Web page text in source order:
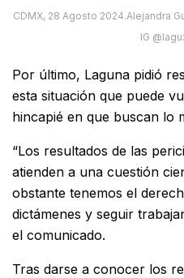
CDMX, 28 Agosto 2024.Alejandra
IG
Por último, Laguna pidió
esta situación que puede
hincapié en que buscan lo
“Los resultados de las
atienden a una cuestión
obstante tenemos el
dictámenes y seguir
el comunicado.
Tras darse a conocer los